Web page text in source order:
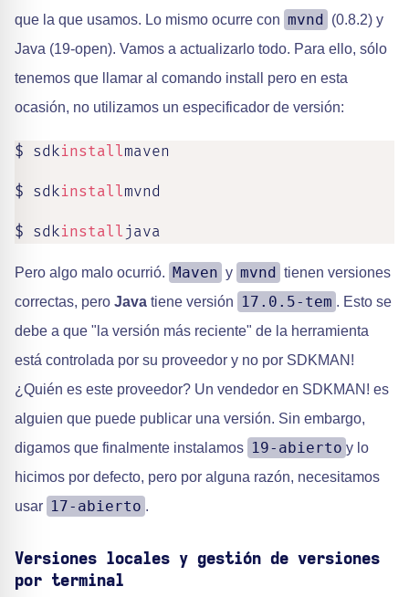
que la que usamos. Lo mismo ocurre con mvnd
(0.8.2) y
Java (19-open). Vamos a actualizarlo todo. Para ello, sólo
tenemos que llamar al comando install pero en esta
ocasión, no utilizamos un especificador de versión:
$ sdkinstallmaven
$ sdkinstallmvnd
$ sdkinstall java
Pero algo malo ocurrió. Maven y mvnd
tienen versiones
correctas, pero Java tiene versión 17.0.5-tem . Esto se
debe a que "la versión más reciente" de la herramienta
está controlada por su proveedor y no por SDKMAN!
¿Quién es este proveedor? Un vendedor en SDKMAN! es
alguien que puede publicar una versión. Sin embargo,
digamos que finalmente instalamos 19-abierto y lo
hicimos por defecto, pero por alguna razón, necesitamos
usar 17-abierto .
Versiones locales y gestión de versiones
por terminal